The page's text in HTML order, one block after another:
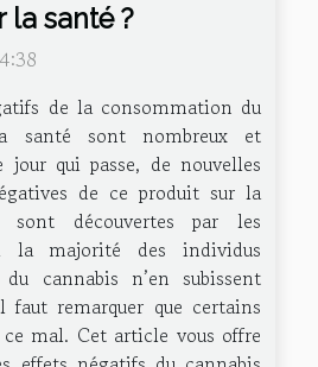
la santé ?
de la consommation du
santé sont nombreux et
jour qui passe, de nouvelles
de ce produit sur la
sont découvertes par les
la majorité des individus
du cannabis n’en subissent
faut remarquer que certains
mal. Cet article vous offre